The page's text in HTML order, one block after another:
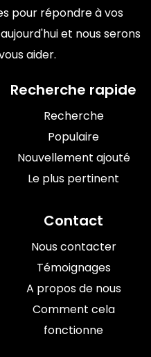
pour répondre à vos
et nous serons
aider.
Recherche rapide
Recherche
Populaire
Nouvellement ajouté
Le plus pertinent
Contact
Nous contacter
Témoignages
A propos de nous
Comment cela
fonctionne